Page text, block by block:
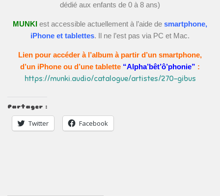
dédié aux enfants de 0 à 8 ans)
MUNKI est accessible actuellement à l’aide de smartphone,
iPhone et tablettes. Il ne l’est pas via PC et Mac.
Lien pour accéder à l’album à partir d’un smartphone,
d’un iPhone ou d’une tablette “Alpha’bêt’ô’phonie” :
https://munki.audio/catalogue/artistes/270-gibus
Partager :
Twitter Facebook